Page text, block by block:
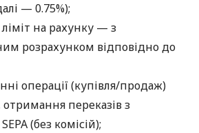
— 0.75%);
на рахунку — з
розрахунком відповідно до
операції (купівля/продаж)
отримання переказів з
(без комісій);